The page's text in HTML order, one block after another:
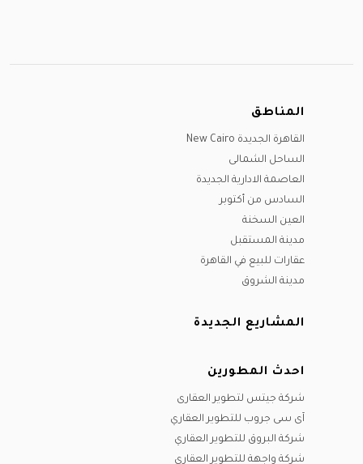
المناطق
القاهرة الجديدة New Cairo
الساحل الشمالى
العاصمة الادارية الجديدة
السادس من أكتوبر
العين السخنة
مدينة المستقبل
عقارات للبيع في القاهرة
مدينة الشروق
المشاريع الجديدة
احدث المطورين
شركة جيتس لتطوير العقارى
آى سى جروب للتطوير العقاري
شركة البروق للتطوير العقاري
شركة واجهة للتطوير العقاري